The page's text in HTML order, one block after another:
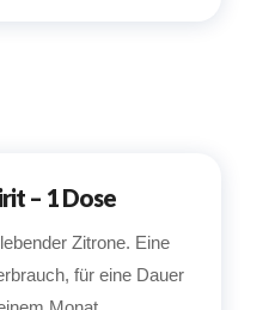
– 1 Dose
Zitrone. Eine
für eine Dauer